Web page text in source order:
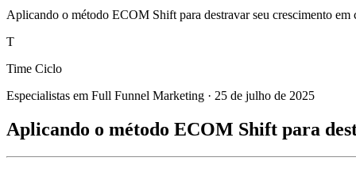
Aplicando o método ECOM Shift para destravar seu crescimento
T
Time Ciclo
Especialistas em Full Funnel Marketing · 25 de julho de 2025
Aplicando o método ECOM Shift para